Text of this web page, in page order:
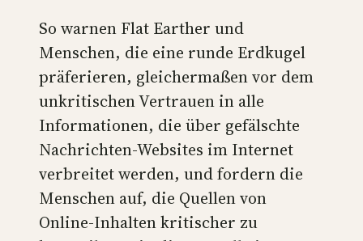
So warnen Flat Earther und
Menschen, die eine runde Erdkugel
präferieren, gleichermaßen vor dem
unkritischen Vertrauen in alle
Informationen, die über gefälschte
Nachrichten-Websites im Internet
verbreitet werden, und fordern die
Menschen auf, die Quellen von
Online-Inhalten kritischer zu